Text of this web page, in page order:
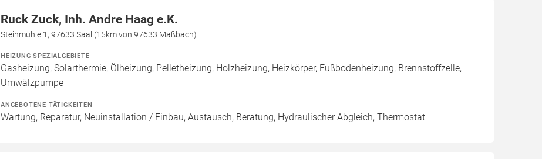
Ruck Zuck, Inh. Andre Haag e.K.
Steinmühle 1, 97633 Saal (15km von 97633 Maßbach)
HEIZUNG SPEZIALGEBIETE
Gasheizung, Solarthermie, Ölheizung, Pelletheizung, Holzheizung, Heizkörper, Fußbodenheizung, Brennstoffzelle,
Umwälzpumpe
ANGEBOTENE TÄTIGKEITEN
Wartung, Reparatur, Neuinstallation / Einbau, Austausch, Beratung, Hydraulischer Abgleich, Thermostat